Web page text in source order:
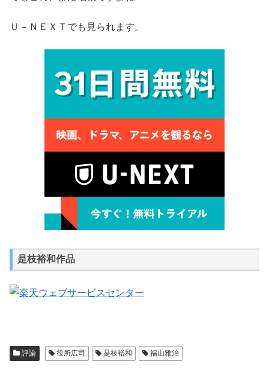
Ｕ－ＮＥＸＴでも見られます。
是枝裕和作品
評論 役所広司 是枝裕和 福山雅治